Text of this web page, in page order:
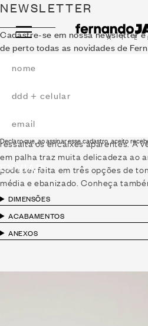
BANCO KIRI
2024
japonesa e brasileira. Possui
ressalta os encaixes aparentes. A
em palha traz muita delicadeza ao
pode ser feita em três opções de
média e ebanizado. Conheça
DIMENSÕES
ACABAMENTOS
ANEXOS
NEWSLETTER
Cadastre-se em nossa newsletter
de perto todas as novidades de
Declaro que, ao assinar esse cadastro, aceito
ENVIAR